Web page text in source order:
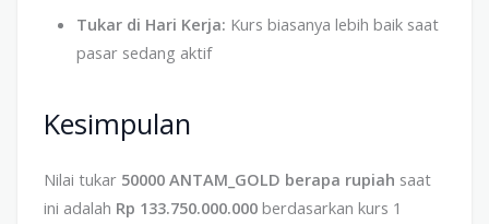
Tukar di Hari Kerja: Kurs biasanya lebih baik saat
pasar sedang aktif
Kesimpulan
Nilai tukar 50000 ANTAM_GOLD berapa rupiah saat
ini adalah Rp 133.750.000.000berdasarkan kurs 1